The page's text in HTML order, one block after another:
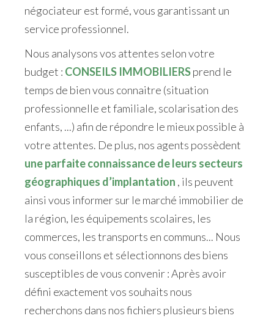
négociateur est formé, vous garantissant un
service professionnel.
Nous analysons vos attentes selon votre
budget : CONSEILS IMMOBILIERSprend le
temps de bien vous connaitre (situation
professionnelle et familiale, scolarisation des
enfants, ...) afin de répondre le mieux possible à
votre attentes. De plus, nos agents possèdent
une parfaite connaissance de leurs secteurs
géographiques d’implantation , ils peuvent
ainsi vous informer sur le marché immobilier de
la région, les équipements scolaires, les
commerces, les transports en communs... Nous
vous conseillons et sélectionnons des biens
susceptibles de vous convenir : Après avoir
défini exactement vos souhaits nous
recherchons dans nos fichiers plusieurs biens